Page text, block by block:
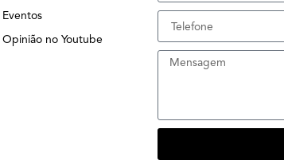
Eventos
Opinião no Youtube